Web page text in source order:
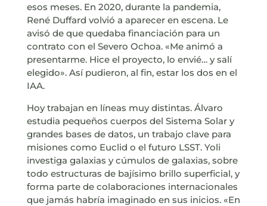
esos meses. En 2020, durante la pandemia,
René Duffard volvió a aparecer en escena. Le
avisó de que quedaba financiación para un
contrato con el Severo Ochoa. «Me animó a
presentarme. Hice el proyecto, lo envié… y salí
elegido». Así pudieron, al fin, estar los dos en el
IAA.
Hoy trabajan en líneas muy distintas. Álvaro
estudia pequeños cuerpos del Sistema Solar y
grandes bases de datos, un trabajo clave para
misiones como Euclid o el futuro LSST. Yoli
investiga galaxias y cúmulos de galaxias, sobre
todo estructuras de bajísimo brillo superficial, y
forma parte de colaboraciones internacionales
que jamás habría imaginado en sus inicios. «En